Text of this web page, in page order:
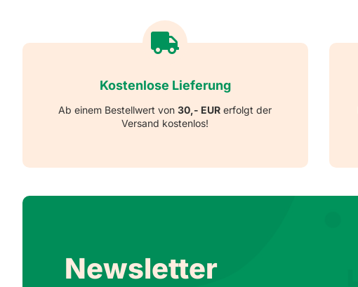
Kostenlose Lieferung
Ab einem Bestellwert von30,- EUR erfolgt der
Versand kostenlos!
Newsletter